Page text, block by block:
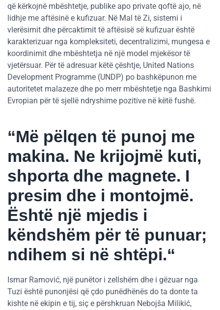
që kërkojnë mbështetje, publike apo private qoftë ajo, në
lidhje me aftësinë e kufizuar. Në Mal të Zi, sistemi i
vlerësimit dhe përcaktimit të aftësisë së kufizuar është
karakterizuar nga kompleksiteti, decentralizimi, mungesa e
koordinimit dhe mbështetja në një model mjekësor të
vjetërsuar. Për të adresuar këtë çështje, United Nations
Development Programme (UNDP) po bashkëpunon me
autoritetet malazeze dhe po merr mbështetje nga Bashkimi
Evropian për të sjellë ndryshime pozitive në këtë fushë.
“Më pëlqen të punoj me
makina. Ne krijojmë kuti,
shporta dhe magnete. I
presim dhe i montojmë.
Është një mjedis i
këndshëm për të punuar;
ndihem si në shtëpi.“
Ismar Ramović, një punëtor i zellshëm dhe i gëzuar nga
Tuzi është punonjësi që çdo punëdhënës do ta donte ta
kishte në ekipin e tij, siç e përshkruan Nebojša Milikić,